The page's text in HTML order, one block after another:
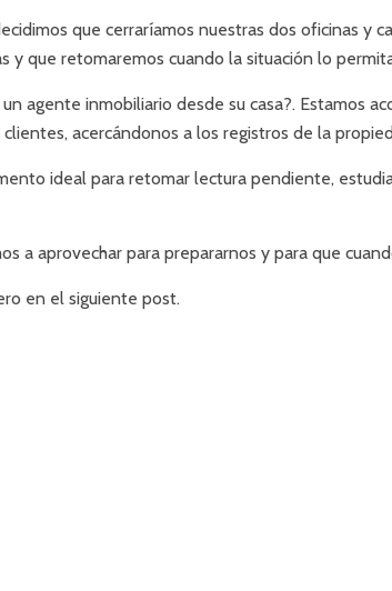
que cerraríamos nuestras dos oficinas y
y que retomaremos cuando la situación lo
agente inmobiliario desde su casa?. Estamos
acercándonos a los registros de la
ideal para retomar lectura pendiente,
a aprovechar para prepararnos y para que
en el siguiente post.